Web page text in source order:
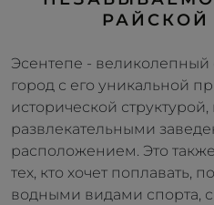
Эсентепе -
город с его уникальной
исторической
развлекательными
расположением. Это
тех, кто хочет поплавать,
водными видами спорта, с